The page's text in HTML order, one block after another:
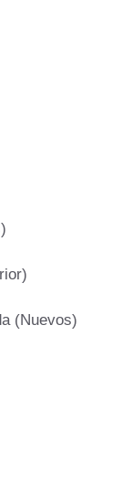
(Nuevos)